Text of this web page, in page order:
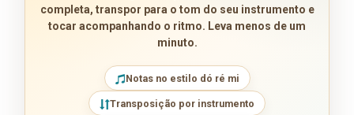
completa, transpor para o tom do seu instrumento e
tocar acompanhando o ritmo. Leva menos de um
minuto.
Notas no estilo dó ré mi
Transposição por instrumento